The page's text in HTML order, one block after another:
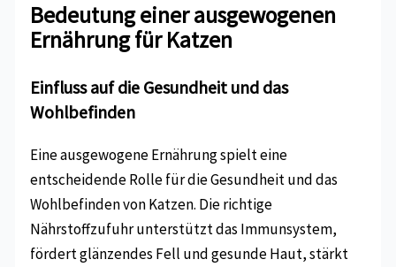
Bedeutung einer ausgewogenen
Ernährung für Katzen
Einfluss auf die Gesundheit und das
Wohlbefinden
Eine ausgewogene Ernährung spielt eine
entscheidende Rolle für die Gesundheit und das
Wohlbefinden von Katzen. Die richtige
Nährstoffzufuhr unterstützt das Immunsystem,
fördert glänzendes Fell und gesunde Haut, stärkt